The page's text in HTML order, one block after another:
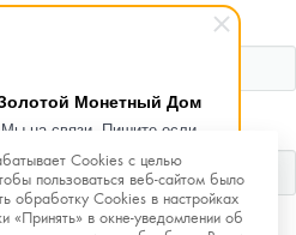
Монетный Дом
Мы на связи. Пишите если
возникнут любые вопросы.
Рады помочь.
Cookies с целью
пользоваться веб-сайтом было
обработку Cookies в настройках
«Принять» в окне-уведомлении об